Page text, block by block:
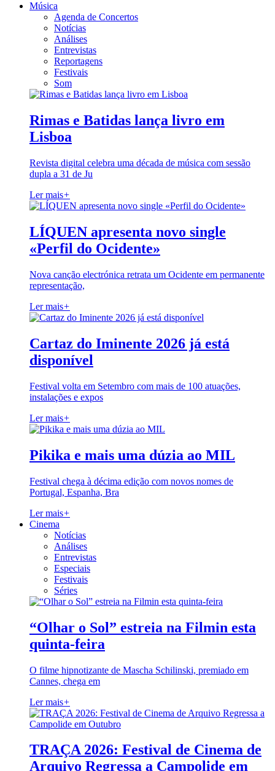
Música
Agenda de Concertos
Notícias
Análises
Entrevistas
Reportagens
Festivais
Som
Rimas e Batidas lança livro em
Lisboa
Revista digital celebra uma década de música com sessão
dupla a 31 de Ju
Ler mais+
LÍQUEN apresenta novo single
«Perfil do Ocidente»
Nova canção electrónica retrata um Ocidente em permanente
representação,
Ler mais+
Cartaz do Iminente 2026 já está
disponível
Festival volta em Setembro com mais de 100 atuações,
instalações e expos
Ler mais+
Pikika e mais uma dúzia ao MIL
Festival chega à décima edição com novos nomes de
Portugal, Espanha, Bra
Ler mais+
Cinema
Notícias
Análises
Entrevistas
Especiais
Festivais
Séries
“Olhar o Sol” estreia na Filmin esta
quinta-feira
O filme hipnotizante de Mascha Schilinski, premiado em
Cannes, chega em
Ler mais+
TRAÇA 2026: Festival de Cinema de
Arquivo Regressa a Campolide em